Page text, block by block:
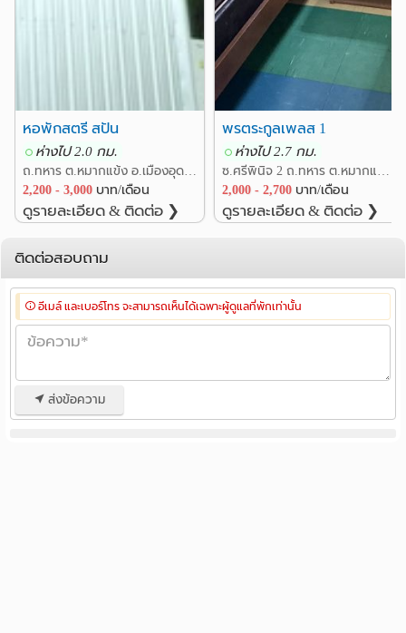
หอพักสตรี สปัน
ห่างไป 2.0 กม.
2,200 - 3,000 บาท/เดือน
ดูรายละเอียด & ติดต่อ ❯
พรตระกูลเพลส 1
ห่างไป 2.7 กม.
2,000 - 2,700 บาท/เดือน
ดูรายละเอียด & ติดต่อ ❯
ติดต่อสอบถาม
อีเมล์ และเบอร์โทร จะสามารถเห็นได้เฉพาะผู้ดูแลที่พักเท่านั้น
ส่งข้อความ